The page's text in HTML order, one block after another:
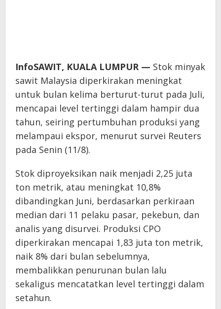
InfoSAWIT, KUALA LUMPUR — Stok minyak
sawit Malaysia diperkirakan meningkat
untuk bulan kelima berturut-turut pada Juli,
mencapai level tertinggi dalam hampir dua
tahun, seiring pertumbuhan produksi yang
melampaui ekspor, menurut survei Reuters
pada Senin (11/8).
Stok diproyeksikan naik menjadi 2,25 juta
ton metrik, atau meningkat 10,8%
dibandingkan Juni, berdasarkan perkiraan
median dari 11 pelaku pasar, pekebun, dan
analis yang disurvei. Produksi CPO
diperkirakan mencapai 1,83 juta ton metrik,
naik 8% dari bulan sebelumnya,
membalikkan penurunan bulan lalu
sekaligus mencatatkan level tertinggi dalam
setahun.